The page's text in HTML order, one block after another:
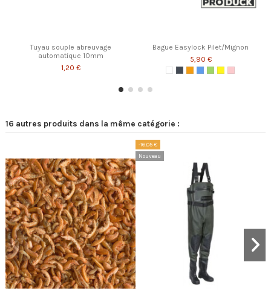
Tuyau souple abreuvage
automatique 10mm
1,20 €
Bague Easylock Pilet/Mignon
5,90 €
16 autres produits dans la même catégorie :
-16,05 €
Nouveau